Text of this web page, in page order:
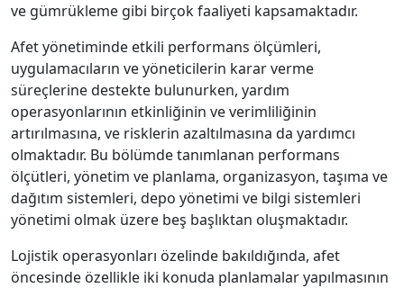
ve gümrükleme gibi birçok faaliyeti kapsamaktadır.
Afet yönetiminde etkili performans ölçümleri,
uygulamacıların ve yöneticilerin karar verme
süreçlerine destekte bulunurken, yardım
operasyonlarının etkinliğinin ve verimliliğinin
artırılmasına, ve risklerin azaltılmasına da yardımcı
olmaktadır. Bu bölümde tanımlanan performans
ölçütleri, yönetim ve planlama, organizasyon, taşıma ve
dağıtım sistemleri, depo yönetimi ve bilgi sistemleri
yönetimi olmak üzere beş başlıktan oluşmaktadır.
Lojistik operasyonları özelinde bakıldığında, afet
öncesinde özellikle iki konuda planlamalar yapılmasının